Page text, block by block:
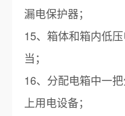
漏电保护器；
15、箱体和箱内低
当；
16、分配电箱中一
上用电设备；